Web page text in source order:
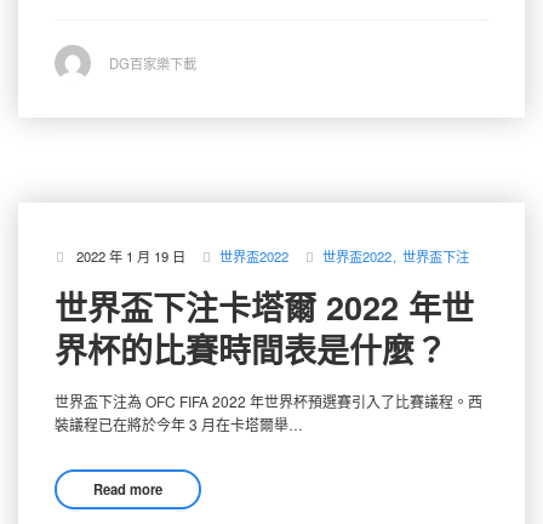
DG百家樂下載
2022 年 1 月 19 日 世界盃2022 世界盃2022 世界盃下注
世界盃下注卡塔爾 2022 年世
界杯的比賽時間表是什麼？
世界盃下注為 OFC FIFA 2022 年世界杯預選賽引入了比賽議程。西
裝議程已在將於今年 3 月在卡塔爾舉…
Read more